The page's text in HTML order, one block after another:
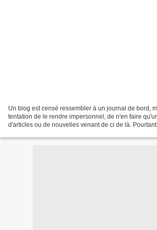
Un blog est censé ressembler à un journal de bord,
tentation de le rendre impersonnel, de n'en faire
d'articles ou de nouvelles venant de ci de là. Pourtant